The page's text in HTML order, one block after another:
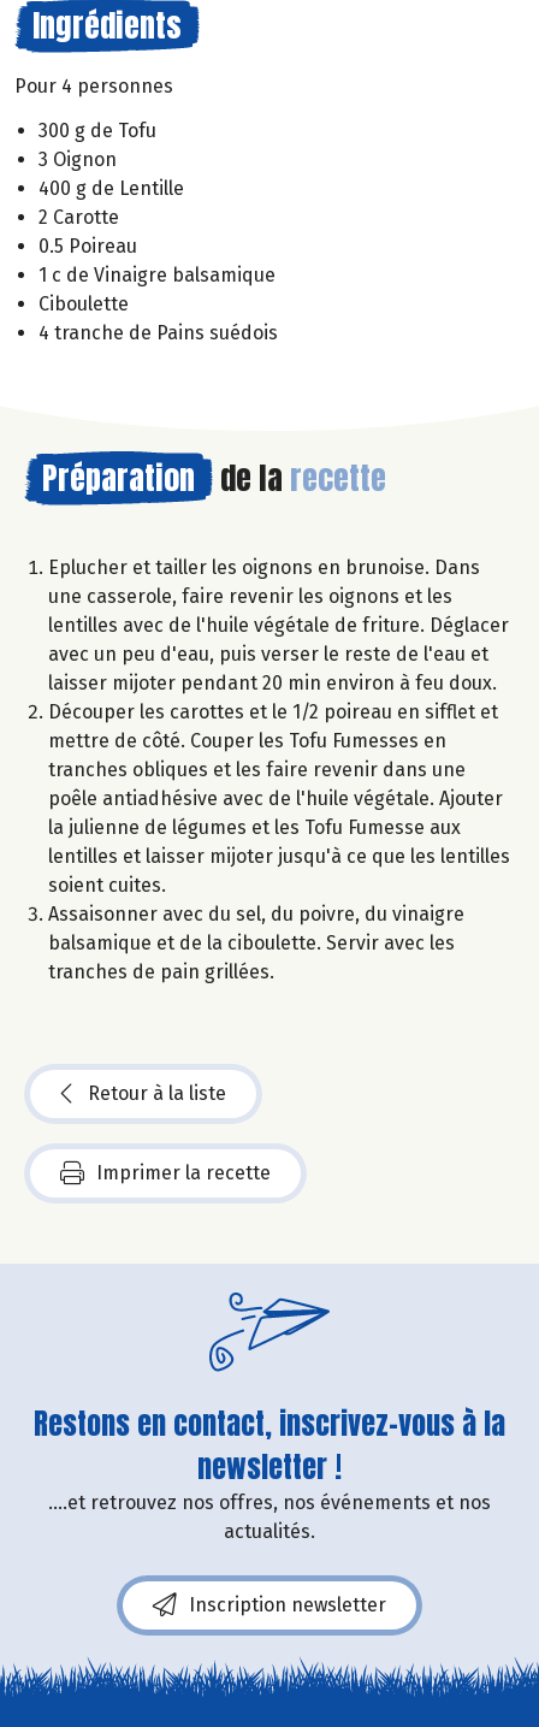
Ingrédients
Pour 4 personnes
300 g de Tofu
3 Oignon
400 g de Lentille
2 Carotte
0.5 Poireau
1 c de Vinaigre balsamique
Ciboulette
4 tranche de Pains suédois
Préparation de la recette
Eplucher et tailler les oignons en brunoise. Dans
une casserole, faire revenir les oignons et les
lentilles avec de l'huile végétale de friture. Déglacer
avec un peu d'eau, puis verser le reste de l'eau et
laisser mijoter pendant 20 min environ à feu doux.
Découper les carottes et le 1/2 poireau en sifflet et
mettre de côté. Couper les Tofu Fumesses en
tranches obliques et les faire revenir dans une
poêle antiadhésive avec de l'huile végétale. Ajouter
la julienne de légumes et les Tofu Fumesse aux
lentilles et laisser mijoter jusqu'à ce que les lentilles
soient cuites.
Assaisonner avec du sel, du poivre, du vinaigre
balsamique et de la ciboulette. Servir avec les
tranches de pain grillées.
Retour à la liste
Imprimer la recette
Restons en contact, inscrivez-vous à la
newsletter !
....et retrouvez nos offres, nos événements et nos
actualités.
Inscription newsletter